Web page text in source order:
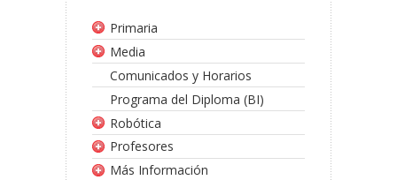
Primaria
Media
Comunicados y Horarios
Programa del Diploma (BI)
Robótica
Profesores
Más Información